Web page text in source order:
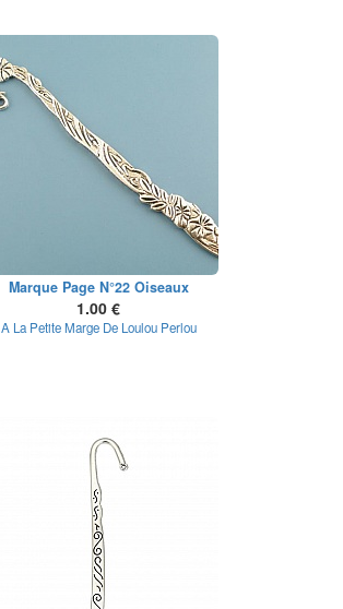
Marque Page N°22 Oiseaux
1.00 €
A La Petite Marge De Loulou Perlou